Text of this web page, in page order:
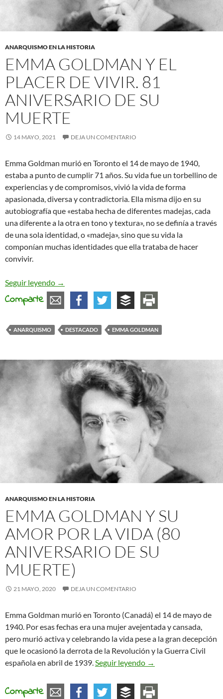
ANARQUISMO EN LA HISTORIA
EMMA GOLDMAN Y EL
PLACER DE VIVIR. 81
ANIVERSARIO DE SU
MUERTE
14 MAYO, 2021 DEJA UN COMENTARIO
Emma Goldman murió en Toronto el 14 de mayo de 1940,
estaba a punto de cumplir 71 años. Su vida fue un torbellino de
experiencias y de compromisos, vivió la vida de forma
apasionada, diversa y contradictoria. Ella misma dijo en su
autobiografía que «estaba hecha de diferentes madejas, cada
una diferente a la otra en tono y textura», no se definía a través
de una sola identidad, o «madeja», sino que su vida la
componían muchas identidades que ella trataba de hacer
convivir.
Seguir leyendo Emma Goldman y el placer de vivir. 81
→
Comparte
ANARQUISMO DESTACADO EMMA GOLDMAN
ANARQUISMO EN LA HISTORIA
EMMA GOLDMAN Y SU
AMOR POR LA VIDA (80
ANIVERSARIO DE SU
MUERTE)
21 MAYO, 2020 DEJA UN COMENTARIO
Emma Goldman murió en Toronto (Canadá) el 14 de mayo de
1940. Por esas fechas era una mujer avejentada y cansada,
pero murió activa y celebrando la vida pese a la gran decepción
que le ocasionó la derrota de la Revolución y la Guerra Civil
española en abril de 1939. Seguir leyendo EMMA GOLDMAN
→
Comparte